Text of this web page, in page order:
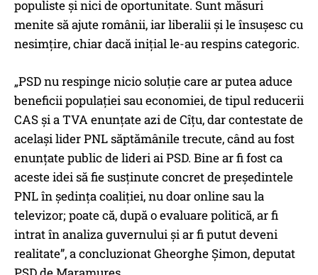
populiste și nici de oportunitate. Sunt măsuri
menite să ajute românii, iar liberalii și le însușesc cu
nesimțire, chiar dacă inițial le-au respins categoric.
„PSD nu respinge nicio soluție care ar putea aduce
beneficii populației sau economiei, de tipul reducerii
CAS și a TVA enunțate azi de Cîțu, dar contestate de
același lider PNL săptămânile trecute, când au fost
enunțate public de lideri ai PSD. Bine ar fi fost ca
aceste idei să fie susținute concret de președintele
PNL în ședința coaliției, nu doar online sau la
televizor; poate că, după o evaluare politică, ar fi
intrat în analiza guvernului și ar fi putut deveni
realitate”, a concluzionat Gheorghe Șimon, deputat